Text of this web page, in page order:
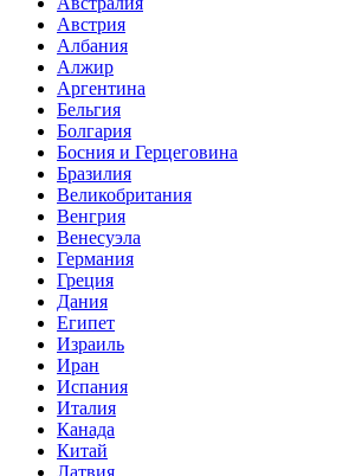
Австрия
Албания
Алжир
Аргентина
Бельгия
Болгария
Босния и Герцеговина
Бразилия
Великобритания
Венгрия
Венесуэла
Германия
Греция
Дания
Египет
Израиль
Иран
Испания
Италия
Канада
Китай